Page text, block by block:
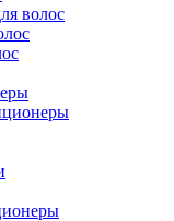
волос